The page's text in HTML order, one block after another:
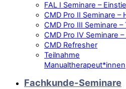
FAL I Seminare –
CMD Pro II Seminare
CMD Pro III Seminare –
CMD Pro IV Seminare
CMD Refresher
Teilnahme
Manualtherapeut*innen
Fachkunde-Seminare